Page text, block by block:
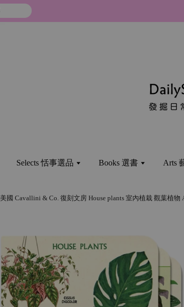
Selects 恬事選品 Books 選書 Arts
美國 Cavallini & Co. 復刻文房 House plants 室內植栽 觀葉植物